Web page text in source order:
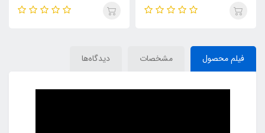
Interior Cleaner 400ml
فیلم محصول مشخصات دیدگاه‌ها